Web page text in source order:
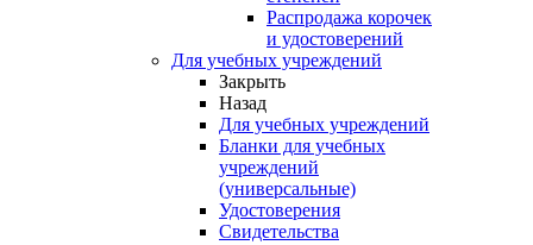
Распродажа корочек
и удостоверений
Для учебных учреждений
Закрыть
Назад
Для учебных учреждений
Бланки для учебных
учреждений
(универсальные)
Удостоверения
Свидетельства